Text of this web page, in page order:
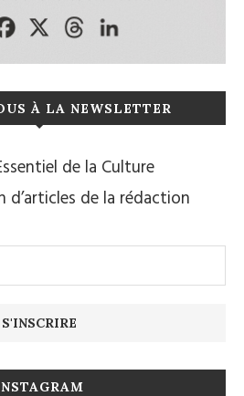
À LA NEWSLETTER
de la Culture
d’articles de la rédaction